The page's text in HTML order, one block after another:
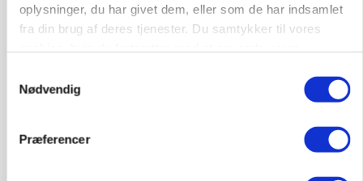
oplysninger, du har givet dem, eller som de har indsamlet
fra din brug af deres tjenester. Du samtykker til vores
Nødvendig
Præferencer
økoproduktion
HØST-TOUR